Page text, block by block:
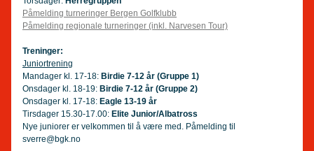
Påmelding turneringer Bergen Golfklubb
Påmelding regionale turneringer (inkl. Narvesen Tour)
Treninger:
Juniortrening
Mandager kl. 17-18: Birdie 7-12 år (Gruppe 1)
Onsdager kl. 18-19: Birdie 7-12 år (Gruppe 2)
Onsdager kl. 17-18: Eagle 13-19 år
Tirsdager 15.30-17.00: Elite Junior/Albatross
Nye juniorer er velkommen til å være med. Påmelding til
sverre@bgk.no